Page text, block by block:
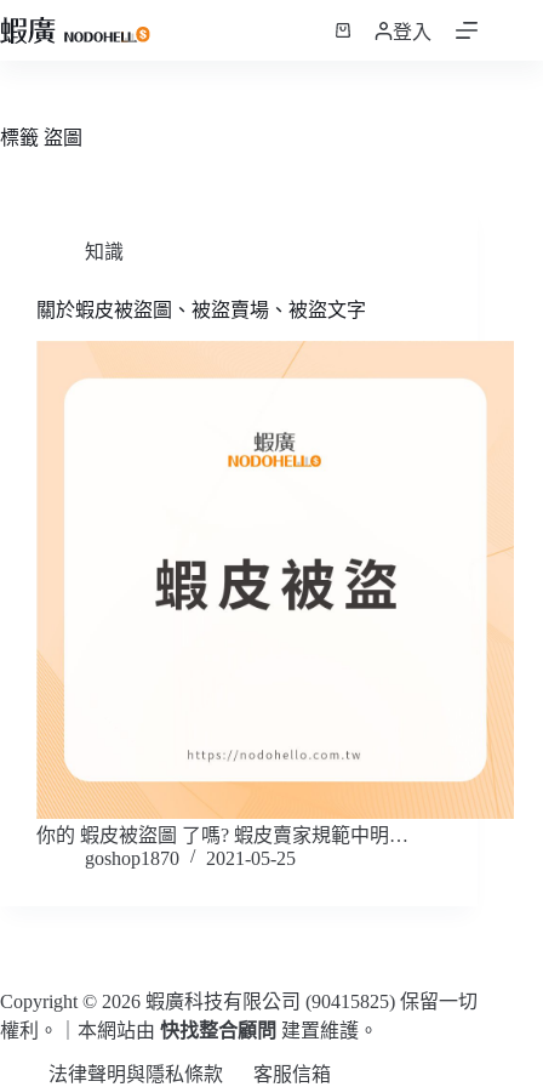
跳
至
內
登入
標籤 盜圖
知識
關於蝦皮被盜圖、被盜賣場、被盜文字
你的 蝦皮被盜圖 了嗎? 蝦皮賣家規範中明…
goshop1870
2021-05-25
Copyright © 2026 蝦廣科技有限公司 (90415825) 保留一切
權利。｜本網站由 快找整合顧問 建置維護。
法律聲明與隱私條款 客服信箱